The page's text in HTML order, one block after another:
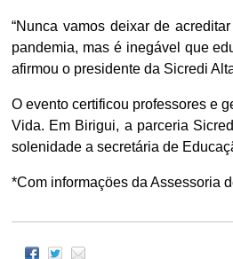
“Nunca vamos deixar de
pandemia, mas é inegável que
afirmou o presidente da Sicredi
O evento certificou professores e
Vida. Em Birigui, a parceria
solenidade a secretária de
*Com informaçöes da Assessoria